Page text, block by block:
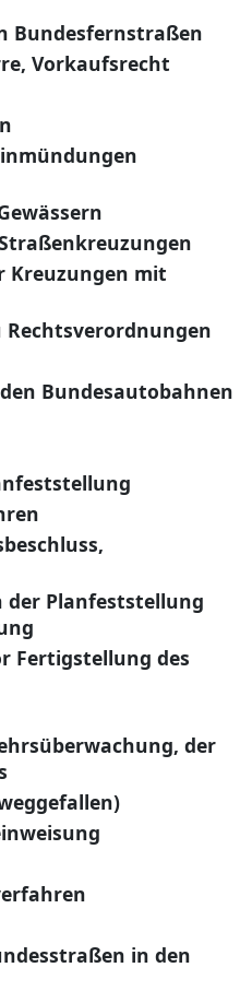
Bundesfernstraßen
Vorkaufsrecht
Kreuzungen mit
Bundesautobahnen
der Planfeststellung
Fertigstellung des
der
in den